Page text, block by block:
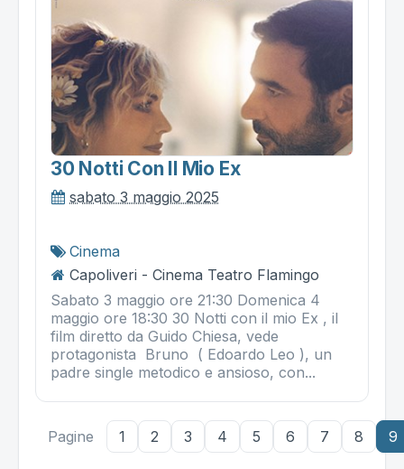
30 Notti Con Il Mio Ex
sabato 3 maggio 2025
Cinema
Capoliveri - Cinema Teatro Flamingo
Sabato 3 maggio ore 21:30 Domenica 4
maggio ore 18:30 30 Notti con il mio Ex , il
film diretto da Guido Chiesa, vede
protagonista Bruno ( Edoardo Leo ), un
padre single metodico e ansioso, con...
Pagine 1 2 3 4 5 6 7 8 9